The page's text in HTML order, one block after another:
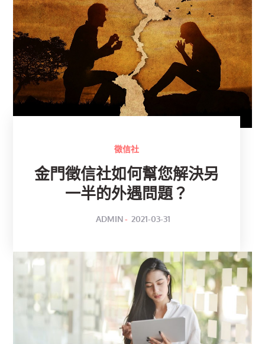
徵信社
金門徵信社如何幫您解決另
一半的外遇問題？
ADMIN
POSTED
2021-03-31